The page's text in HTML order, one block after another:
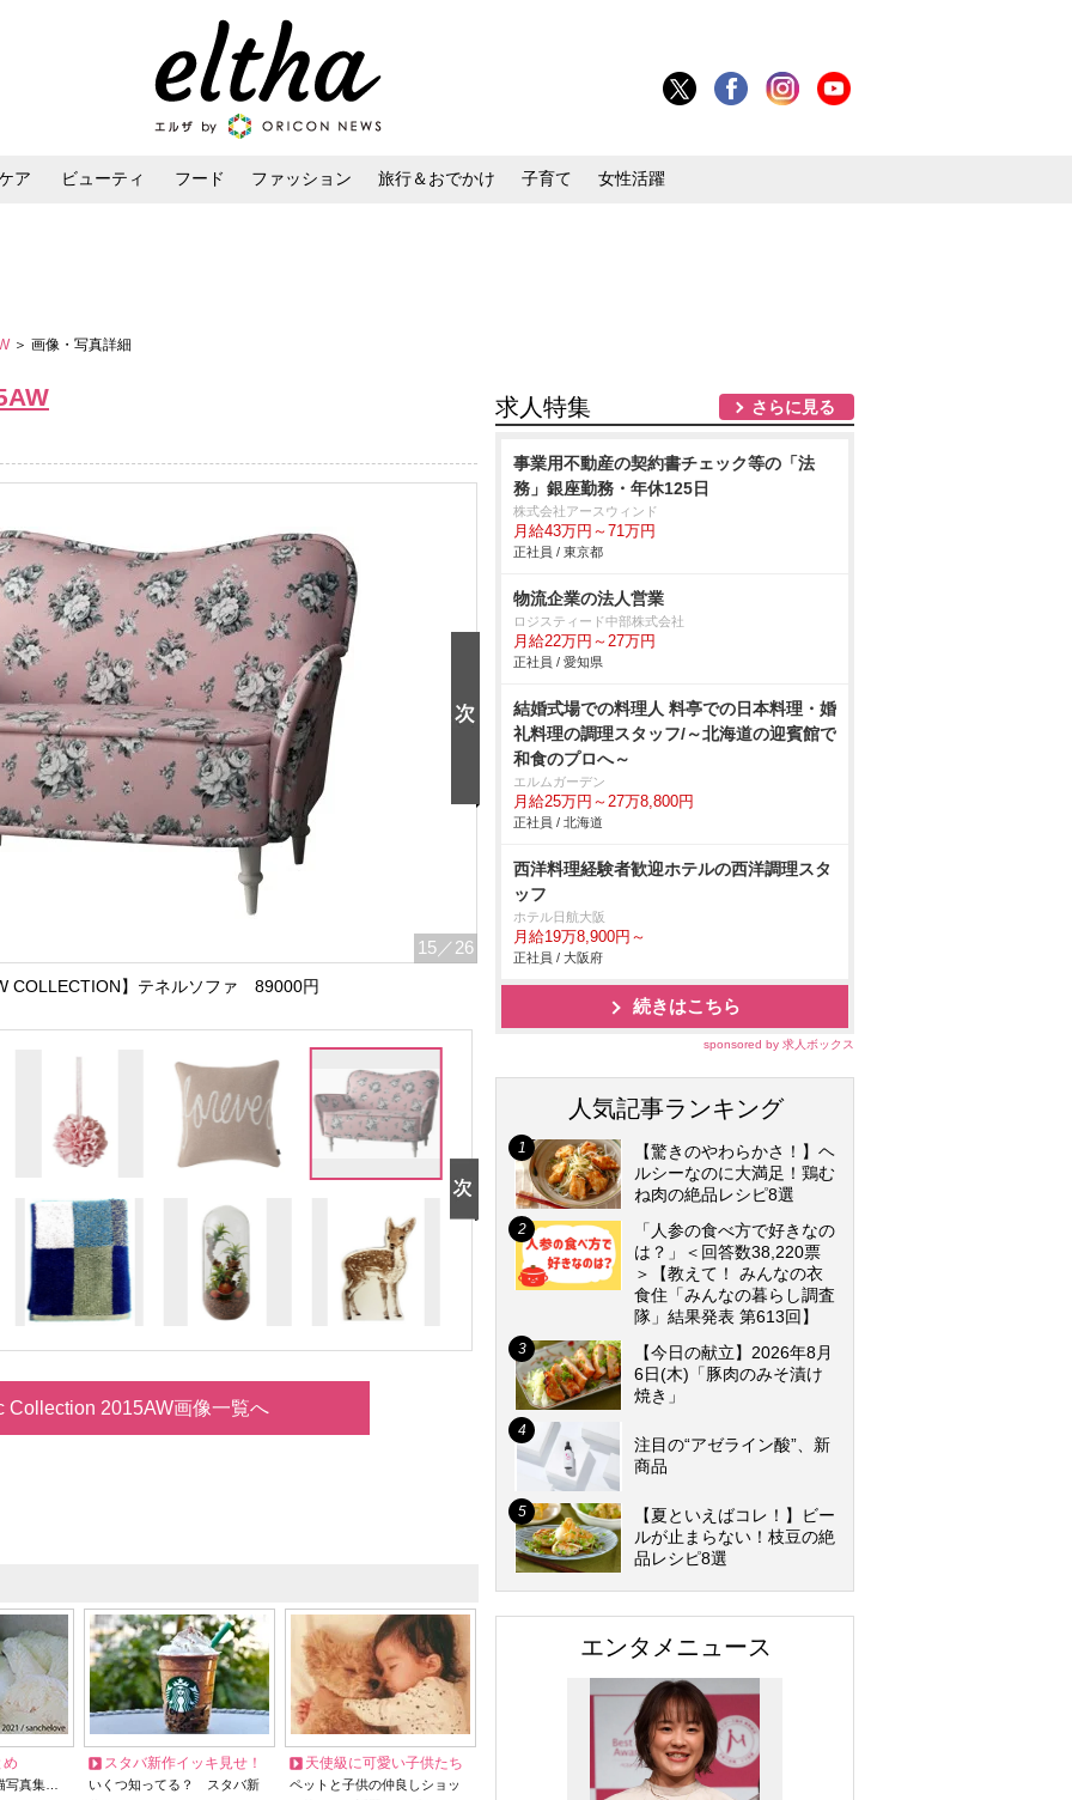
ア ビューティ フード ファッション 旅行＆おでかけ 子育て 女性活躍
＞ 画像・写真詳細
15 ／26
COLLECTION】テネルソファ 89000円
Collection 2015AW画像一覧へ
め
写真集…
スタバ新作イッキ見せ！
いくつ知ってる？ スタバ新
天使級に可愛い子供たち
ペットと子供の仲良しショッ
求人特集 さらに見る
事業用不動産の契約書チェック等の「法
務」銀座勤務・年休125日
株式会社アースウィンド
月給43万円～71万円
正社員 / 東京都
物流企業の法人営業
ロジスティード中部株式会社
月給22万円～27万円
正社員 / 愛知県
結婚式場での料理人 料亭での日本料理・婚
礼料理の調理スタッフ/～北海道の迎賓館で
和食のプロへ～
エルムガーデン
月給25万円～27万8,800円
正社員 / 北海道
西洋料理経験者歓迎ホテルの西洋調理スタ
ッフ
ホテル日航大阪
月給19万8,900円～
正社員 / 大阪府
続きはこちら
sponsored by 求人ボックス
人気記事ランキング
【驚きのやわらかさ！】ヘ
ルシーなのに大満足！鶏む
ね肉の絶品レシピ8選
「人参の食べ方で好きなの
は？」＜回答数38,220票
＞【教えて！ みんなの衣
食住「みんなの暮らし調査
隊」結果発表 第613回】
【今日の献立】2026年8月
6日(木)「豚肉のみそ漬け
焼き」
注目の“アゼライン酸”、新
商品
【夏といえばコレ！】ビー
ルが止まらない！枝豆の絶
品レシピ8選
エンタメニュース